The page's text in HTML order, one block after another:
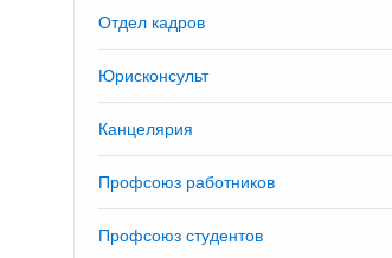
Отдел кадров
Юрисконсульт
Канцелярия
Профсоюз работников
Профсоюз студентов